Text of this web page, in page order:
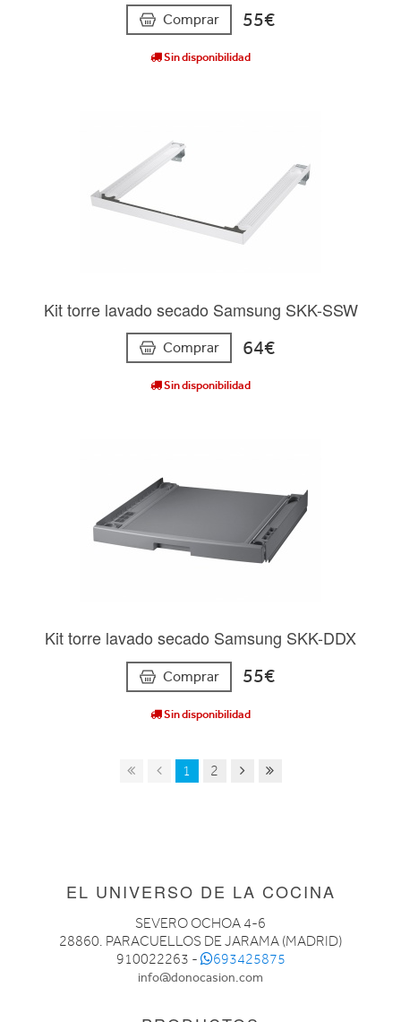
Comprar 55€
Sin disponibilidad
Kit torre lavado secado Samsung SKK-SSW
Comprar 64€
Sin disponibilidad
Kit torre lavado secado Samsung SKK-DDX
Comprar 55€
Sin disponibilidad
1 2
EL UNIVERSO DE LA COCINA
SEVERO OCHOA 4-6
28860. PARACUELLOS DE JARAMA (MADRID)
910022263 -
693425875
info@donocasion.com